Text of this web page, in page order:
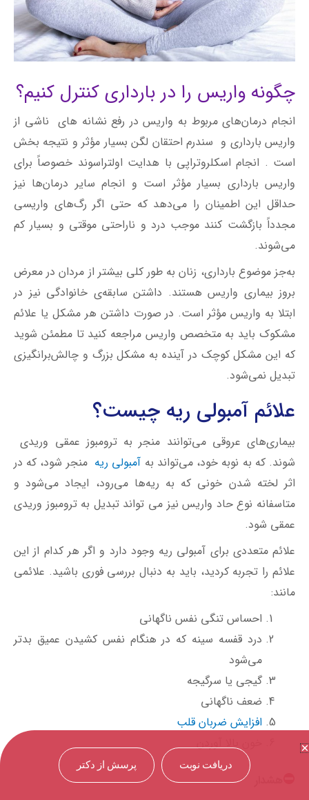
چگونه واریس را در بارداری کنترل کنیم؟
انجام درمان‌های مربوط به واریس در رفع نشانه های ناشی از
واریس بارداری و سندرم احتقان لگن بسیار مؤثر و نتیجه‌ بخش
است . انجام اسکلروتراپی با هدایت اولتراسوند خصوصاً برای
واریس بارداری بسیار مؤثر است و انجام سایر درمان‌ها نیز
حداقل این اطمینان را می‌دهد که حتی اگر رگ‌های واریسی
مجدداً بازگشت کنند موجب درد و ناراحتی موقتی و بسیار کم
می‌شوند.
به‌جز موضوع بارداری، زنان به طور کلی بیشتر از مردان در معرض
بروز بیماری واریس هستند. داشتن سابقه‌ی خانوادگی نیز در
ابتلا به واریس مؤثر است. در صورت داشتن هر مشکل یا علائم
مشکوک باید به متخصص واریس مراجعه کنید تا مطمئن شوید
که این مشکل کوچک در آینده به مشکل بزرگ و چالش‌برانگیزی
تبدیل نمی‌شود.
علائم آمبولی ریه چیست؟
بیماری‌های عروقی می‌توانند منجر به ‌ترومبوز عمقی وریدی
شوند. که به نوبه خود، می‌تواند به آمبولی ریه منجر شود، که در
اثر لخته شدن خونی که به ریه‌ها می‌رود، ایجاد می‌شود و
متاسفانه نوع حاد واریس نیز می تواند تبدیل به ترومبوز وریدی
عمقی شود.
علائم متعددی برای آمبولی ریه وجود دارد و اگر هر کدام از این
علائم را تجربه کردید، باید به دنبال بررسی فوری باشید. علائمی
مانند:
احساس تنگی نفس ناگهانی
درد قفسه سینه که در هنگام نفس کشیدن عمیق بدتر
می‌شود
گیجی یا سرگیجه
ضعف ناگهانی
افزایش ضربان قلب
دریافت نوبت پرسش از دکتر